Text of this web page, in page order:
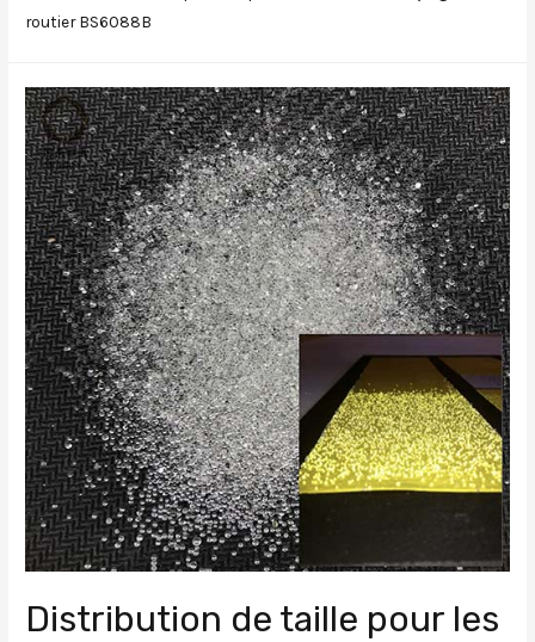
routier BS6088B
Distribution de taille pour les